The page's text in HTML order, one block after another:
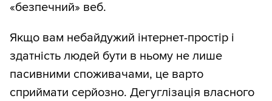
«безпечний» веб.
Якщо вам небайдужий інтернет-простір і
здатність людей бути в ньому не лише
пасивними споживачами, це варто
сприймати серйозно. Дегуглізація власного